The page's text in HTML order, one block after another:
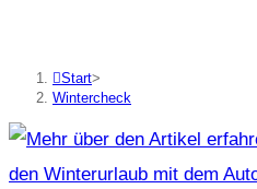
Start>
Wintercheck